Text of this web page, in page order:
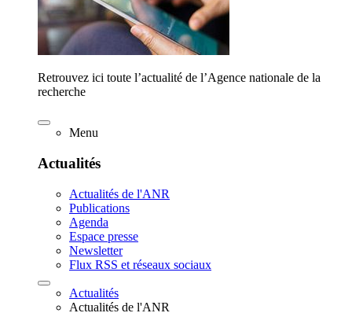
Retrouvez ici toute l’actualité de l’Agence nationale de la
recherche
Menu
Actualités
Actualités de l'ANR
Publications
Agenda
Espace presse
Newsletter
Flux RSS et réseaux sociaux
Actualités
Actualités de l'ANR